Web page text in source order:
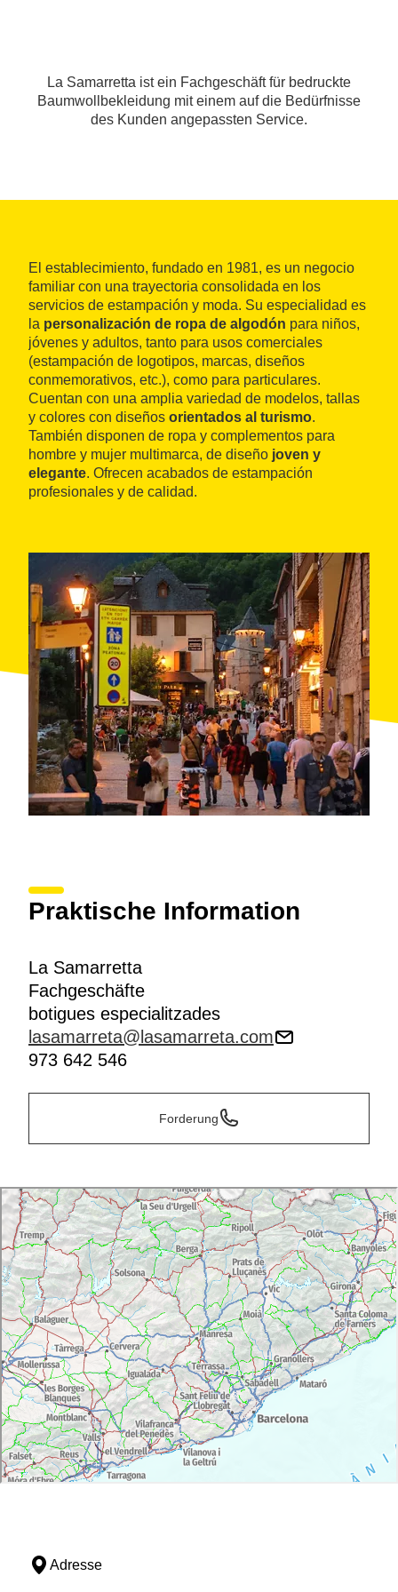
La Samarretta ist ein Fachgeschäft für bedruckte
Baumwollbekleidung mit einem auf die Bedürfnisse
des Kunden angepassten Service.
El establecimiento, fundado en 1981, es un negocio
familiar con una trayectoria consolidada en los
servicios de estampación y moda. Su especialidad es
la personalización de ropa de algodón para niños,
jóvenes y adultos, tanto para usos comerciales
(estampación de logotipos, marcas, diseños
conmemorativos, etc.), como para particulares.
Cuentan con una amplia variedad de modelos, tallas
y colores con diseños orientados al turismo.
También disponen de ropa y complementos para
hombre y mujer multimarca, de diseño joven y
elegante. Ofrecen acabados de estampación
profesionales y de calidad.
Praktische Information
La Samarretta
Fachgeschäfte
botigues especialitzades
lasamarreta@lasamarreta.com
973 642 546
Forderung
Adresse